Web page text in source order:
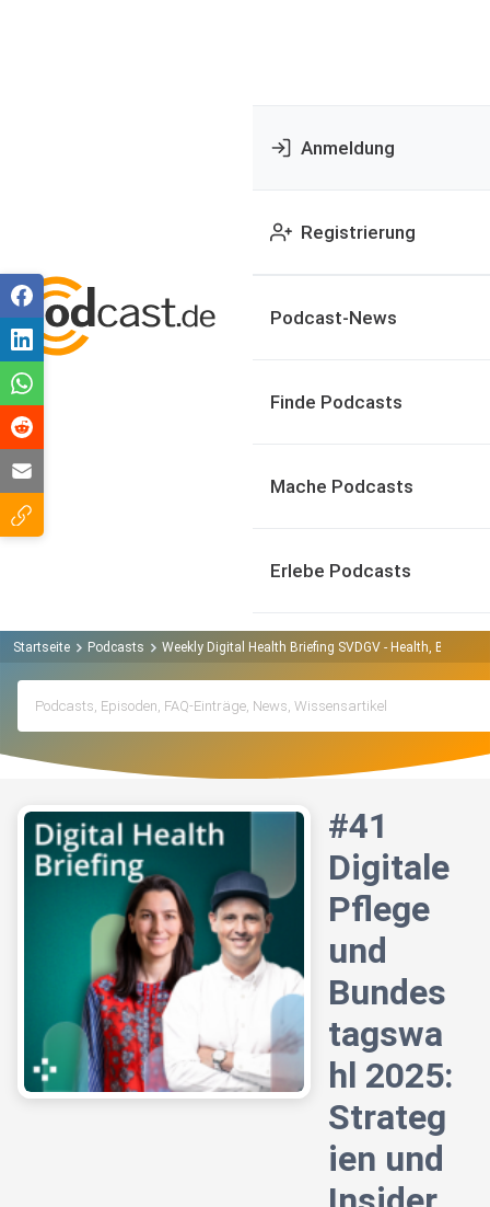
Anmeldung
Registrierung
Podcast-News
Finde Podcasts
Mache Podcasts
Erlebe Podcasts
Startseite Podcasts Weekly Digital Health Briefing SVDGV - Health, Bits &
#41
Digitale
Pflege
und
Bundes
tagswa
hl 2025:
Strateg
ien und